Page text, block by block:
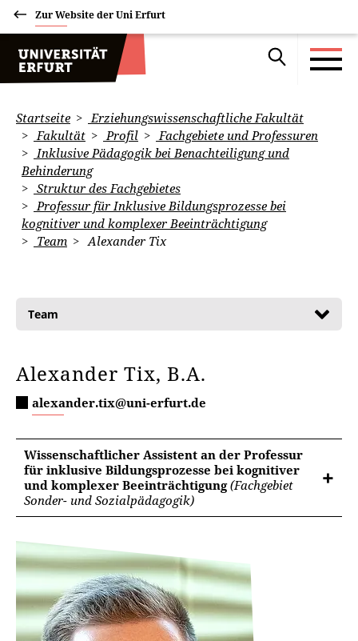
Zur Website der Uni Erfurt
Startseite
Erziehungswissenschaftliche Fakultät
Fakultät
Profil
Fachgebiete und Professuren
Inklusive Pädagogik bei Benachteiligung und
Behinderung
Struktur des Fachgebietes
Professur für Inklusive Bildungsprozesse bei
kognitiver und komplexer Beeinträchtigung
Team
Alexander Tix
Team
Alexander Tix, B.A.
alexander.tix@uni-erfurt.de
Wissenschaftlicher Assistent an der Professur
für inklusive Bildungsprozesse bei kognitiver
und komplexer Beeinträchtigung(Fachgebiet
Sonder- und Sozialpädagogik)